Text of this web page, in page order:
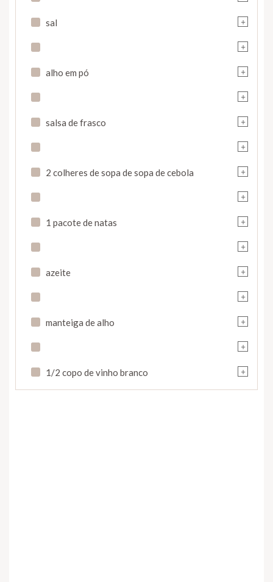
+
sal
+
+
alho em pó
+
+
salsa de frasco
+
+
2 colheres de sopa de sopa de cebola
+
+
1 pacote de natas
+
+
azeite
+
+
manteiga de alho
+
+
1/2 copo de vinho branco